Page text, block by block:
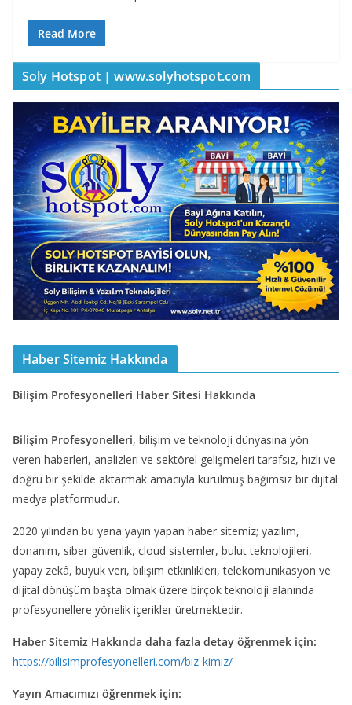
Read More
Soly Hotspot | www.solyhotspot.com
Haber Sitemiz Hakkında
Bilişim Profesyonelleri Haber Sitesi Hakkında
Bilişim Profesyonelleri, bilişim ve teknoloji dünyasına yön
veren haberleri, analizleri ve sektörel gelişmeleri tarafsız, hızlı ve
doğru bir şekilde aktarmak amacıyla kurulmuş bağımsız bir dijital
medya platformudur.
2020 yılından bu yana yayın yapan haber sitemiz; yazılım,
donanım, siber güvenlik, cloud sistemler, bulut teknolojileri,
yapay zekâ, büyük veri, bilişim etkinlikleri, telekomünikasyon ve
dijital dönüşüm başta olmak üzere birçok teknoloji alanında
profesyonellere yönelik içerikler üretmektedir.
Haber Sitemiz Hakkında daha fazla detay öğrenmek için:
https://bilisimprofesyonelleri.com/biz-kimiz/
Yayın Amacımızı öğrenmek için: